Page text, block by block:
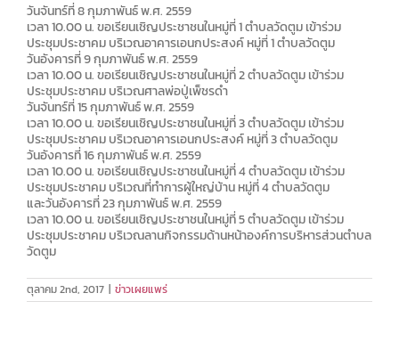
วันจันทร์ที่ 8 กุมภาพันธ์ พ.ศ. 2559
เวลา 10.00 น. ขอเรียนเชิญประชาชนในหมู่ที่ 1 ตำบลวัดตูม เข้าร่วม
ประชุมประชาคม บริเวณอาคารเอนกประสงค์ หมู่ที่ 1 ตำบลวัดตูม
วันอังคารที่ 9 กุมภาพันธ์ พ.ศ. 2559
เวลา 10.00 น. ขอเรียนเชิญประชาชนในหมู่ที่ 2 ตำบลวัดตูม เข้าร่วม
ประชุมประชาคม บริเวณศาลพ่อปู่เพ็ชรดำ
วันจันทร์ที่ 15 กุมภาพันธ์ พ.ศ. 2559
เวลา 10.00 น. ขอเรียนเชิญประชาชนในหมู่ที่ 3 ตำบลวัดตูม เข้าร่วม
ประชุมประชาคม บริเวณอาคารเอนกประสงค์ หมู่ที่ 3 ตำบลวัดตูม
วันอังคารที่ 16 กุมภาพันธ์ พ.ศ. 2559
เวลา 10.00 น. ขอเรียนเชิญประชาชนในหมู่ที่ 4 ตำบลวัดตูม เข้าร่วม
ประชุมประชาคม บริเวณที่ทำการผู้ใหญ่บ้าน หมู่ที่ 4 ตำบลวัดตูม
และวันอังคารที่ 23 กุมภาพันธ์ พ.ศ. 2559
เวลา 10.00 น. ขอเรียนเชิญประชาชนในหมู่ที่ 5 ตำบลวัดตูม เข้าร่วม
ประชุมประชาคม บริเวณลานกิจกรรมด้านหน้าองค์การบริหารส่วนตำบล
วัดตูม
ตุลาคม 2nd, 2017 | ข่าวเผยแพร่